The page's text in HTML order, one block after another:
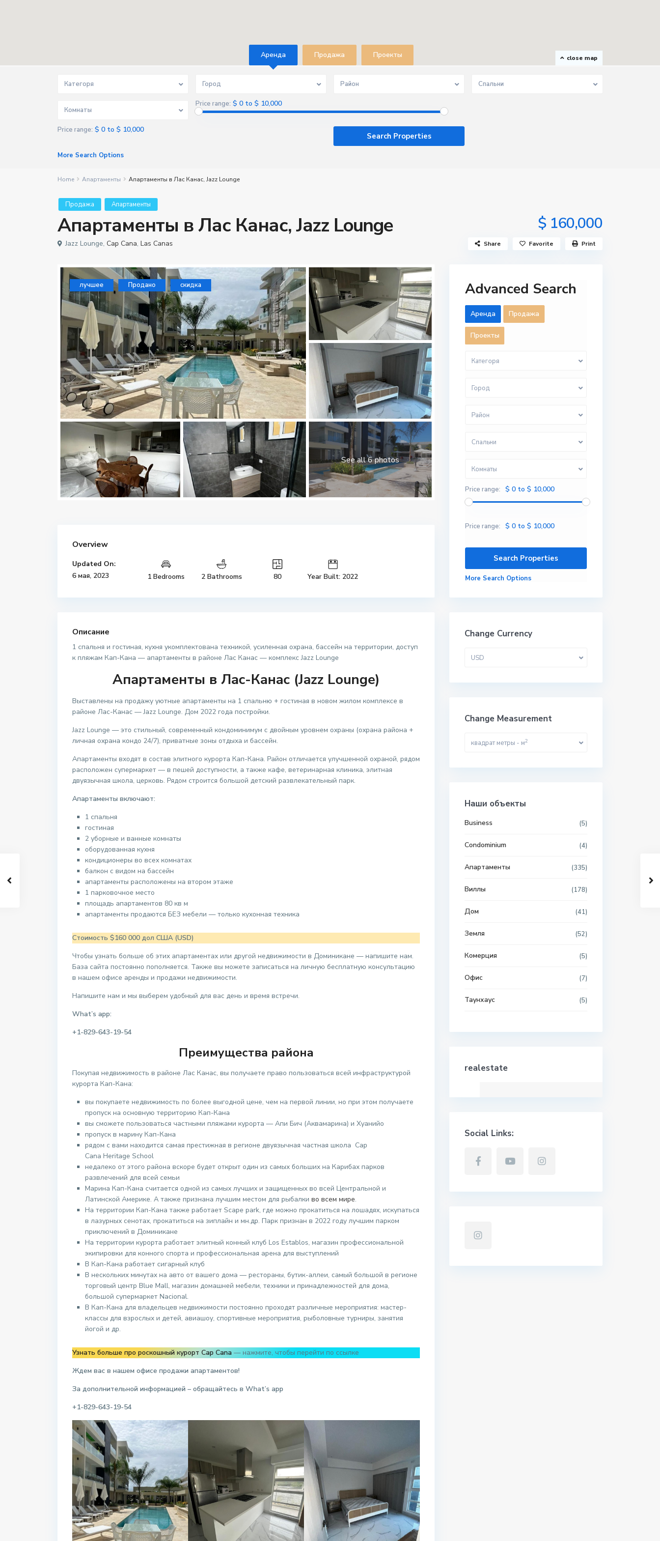
close map
Aренда Продажа Проекты
Категоря Город Район Спальни
Комнаты
Price range: $ 0 to $ 10,000
Price range: $ 0 to $ 10,000
More Search Options
Home Апартаменты Апартаменты в Лас Канас, Jazz Lounge
Продажа Апартаменты
Апартаменты в Лас Канас, Jazz Lounge $ 160,000
Jazz Lounge, Cap Cana, Las Canas Share Favorite Print
лучшее Продано скидка
See all 6 photos
Overview
Updated On:
6 мая, 2023
1 Bedrooms 2 Bathrooms 80 Year Built: 2022
Описание
1 спальня и гостиная, кухня укомплектована техникой, усиленная охрана, бассейн на территории, доступ
к пляжам Кап-Кана — апартаменты в районе Лас Канас — комплекс Jazz Lounge
Апартаменты в Лас-Канас (Jazz Lounge)
Выставлены на продажу уютные апартаменты на 1 спальню + гостиная в новом жилом комплексе в
районе Лас-Канас — Jazz Lounge. Дом 2022 года постройки.
Jazz Lounge — это стильный, современный кондоминимум с двойным уровнем охраны (охрана района +
личная охрана кондо 24/7), приватные зоны отдыха и бассейн.
Апартаменты входят в состав элитного курорта Кап-Кана. Район отличается улучшенной охраной, рядом
расположен супермаркет — в пешей доступности, а также кафе, ветеринарная клиника, элитная
двуязычная школа, церковь. Рядом строится большой детский развлекательный парк.
Апартаменты включают:
1 спальня
гостиная
2 уборные и ванные комнаты
оборудованная кухня
кондиционеры во всех комнатах
балкон с видом на бассейн
апартаменты расположены на втором этаже
1 парковочное место
площадь апартаментов 80 кв м
апартаменты продаются БЕЗ мебели — только кухонная техника
Стоимость $160 000 дол США (USD)
Чтобы узнать больше об этих апартаментах или другой недвижимости в Доминикане — напишите нам.
База сайта постоянно пополняется. Также вы можете записаться на личную бесплатную консультацию
в нашем офисе аренды и продажи недвижимости.
Напишите нам и мы выберем удобный для вас день и время встречи.
What’s app:
+1-829-643-19-54
Преимущества района
Покупая недвижимость в районе Лас Канас, вы получаете право пользоваться всей инфраструктурой
курорта Кап-Кана:
вы покупаете недвижимость по более выгодной цене, чем на первой линии, но при этом получаете
пропуск на основную территорию Кап-Кана
вы сможете пользоваться частными пляжами курорта — Апи Бич (Аквамарина) и Хуанийо
пропуск в марину Кап-Кана
рядом с вами находится самая престижная в регионе двуязычная частная школа Cap
Cana Heritage School
недалеко от этого района вскоре будет открыт один из самых больших на Карибах парков
развлечений для всей семьи
Марина Кап-Кана считается одной из самых лучших и защищенных во всей Центральной и
Латинской Америке. А также признана лучшим местом для рыбалки во всем мире.
На территории Кап-Кана также работает Scape park, где можно прокатиться на лошадях, искупаться
в лазурных сенотах, прокатиться на зиплайн и мн.др. Парк признан в 2022 году лучшим парком
приключений в Доминикане
На территории курорта работает элитный конный клуб Los Establos, магазин профессиональной
экипировки для конного спорта и профессиональная арена для выступлений
В Кап-Кана работает сигарный клуб
В нескольких минутах на авто от вашего дома — рестораны, бутик-аллеи, самый большой в регионе
торговый центр Blue Mall, магазин домашней мебели, техники и принадлежностей для дома,
большой супермаркет Nacional.
В Кап-Кана для владельцев недвижимости постоянно проходят различные мероприятия: мастер-
классы для взрослых и детей, авиашоу, спортивные мероприятия, рыболовные турниры, занятия
йогой и др.
Узнать больше про роскошный курорт Cap Cana — нажмите, чтобы перейти по ссылке
Ждем вас в нашем офисе продажи апартаментов!
За дополнительной информацией – обращайтесь в What’s app
+1-829-643-19-54
Advanced Search
Aренда Продажа
Проекты
Категоря
Город
Район
Спальни
Комнаты
Price range: $ 0 to $ 10,000
Price range: $ 0 to $ 10,000
More Search Options
Change Currency
USD
Change Measurement
квадрат метры - м2
Наши объекты
Business (5)
Condominium (4)
Апартаменты (335)
Виллы (178)
Дом (41)
Земля (52)
Комерция (5)
Офис (7)
Таунхаус (5)
realestate
Social Links: